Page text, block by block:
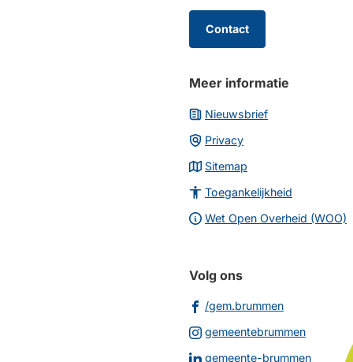
van
paginainhoud
Contact
Meer informatie
Nieuwsbrief
Privacy
Sitemap
Toegankelijkheid
Wet Open Overheid (WOO)
Volg ons
/gem.brummen(Verwijst
gemeentebrummen
gemeente-brummen